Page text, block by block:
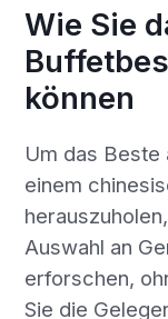
Wie Sie
können
Um das Beste
einem
Auswahl an
erforschen,
Sie die